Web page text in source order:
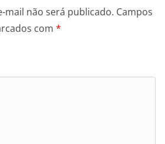
mail não será publicado. Campos
com *